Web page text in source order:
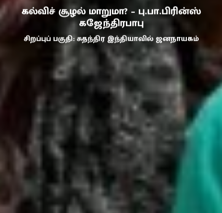
கல்விச் சூழல் மாறுமா? – பு.பா.பிரின்ஸ்
கஜேந்திரபாபு
சிறப்புப் பகுதி: சுதந்திர இந்தியாவில் ஜனநாயகம்